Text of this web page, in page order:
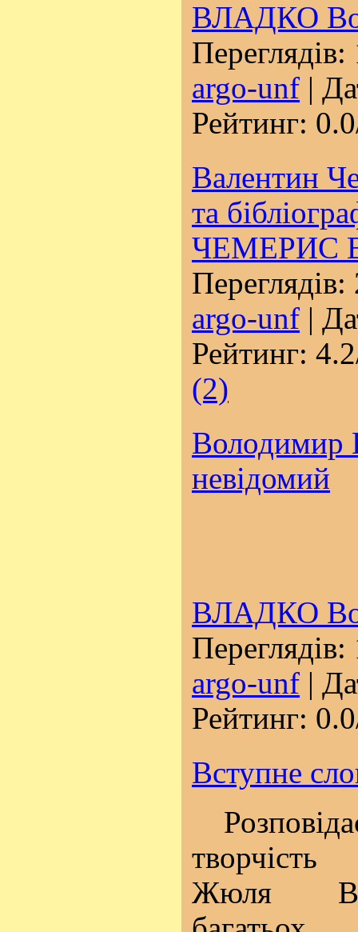
ВЛАДКО
argo-unf |
Рейтинг:
Валентин
та
ЧЕМЕРИС
argo-unf |
Рейтинг:
(2)
Володимир
невідомий
ВЛАДКО
argo-unf |
Рейтинг:
Вступне
Жюля